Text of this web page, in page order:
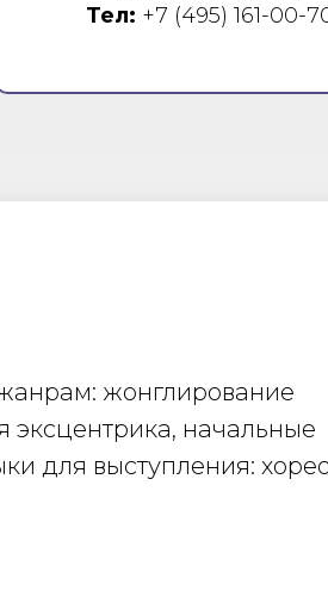
Тел: +7 (495) 161-00-
жонглирование
начальные
для выступления: